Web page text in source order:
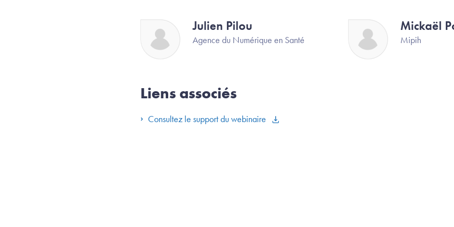
Julien Pilou
Agence du Numérique en Santé
Mickaël
Mipih
Liens associés
Consultez le support du webinaire